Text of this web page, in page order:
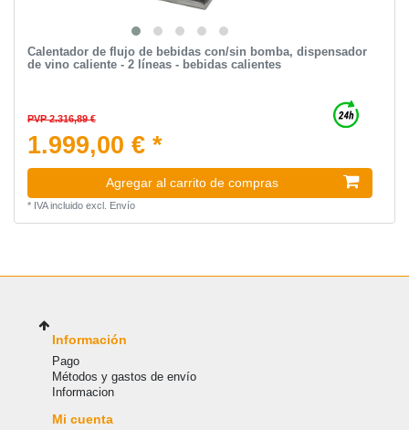
Calentador de flujo de bebidas con/sin bomba, dispensador
de vino caliente - 2 líneas - bebidas calientes
PVP 2.316,89 €
1.999,00 € *
Agregar al carrito de compras
* IVA incluidoexcl. Envío
Información
Pago
Métodos y gastos de envío
Informacion
Mi cuenta